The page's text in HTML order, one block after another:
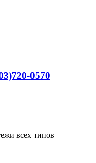
0570
всех типов